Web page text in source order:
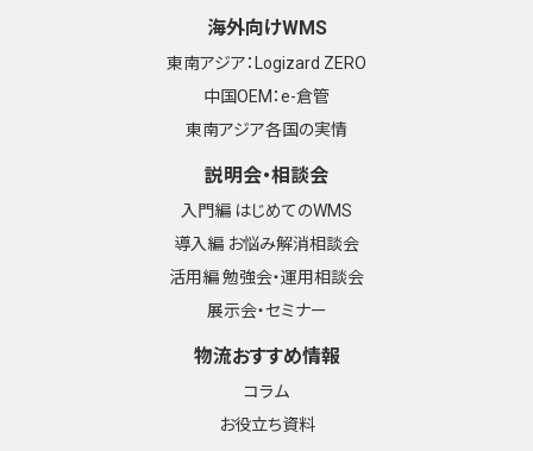
海外向けWMS
東南アジア：Logizard ZERO
中国OEM：e-倉管
東南アジア各国の実情
説明会・相談会
入門編 はじめてのWMS
導入編 お悩み解消相談会
活用編 勉強会・運用相談会
展示会・セミナー
物流おすすめ情報
コラム
お役立ち資料